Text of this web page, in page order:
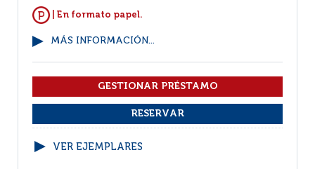
| En formato papel.
MÁS INFORMACIÓN...
VER EJEMPLARES